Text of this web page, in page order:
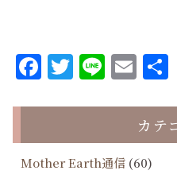
Facebook
Twitter
Line
カテ
Mother Earth通信 (60)